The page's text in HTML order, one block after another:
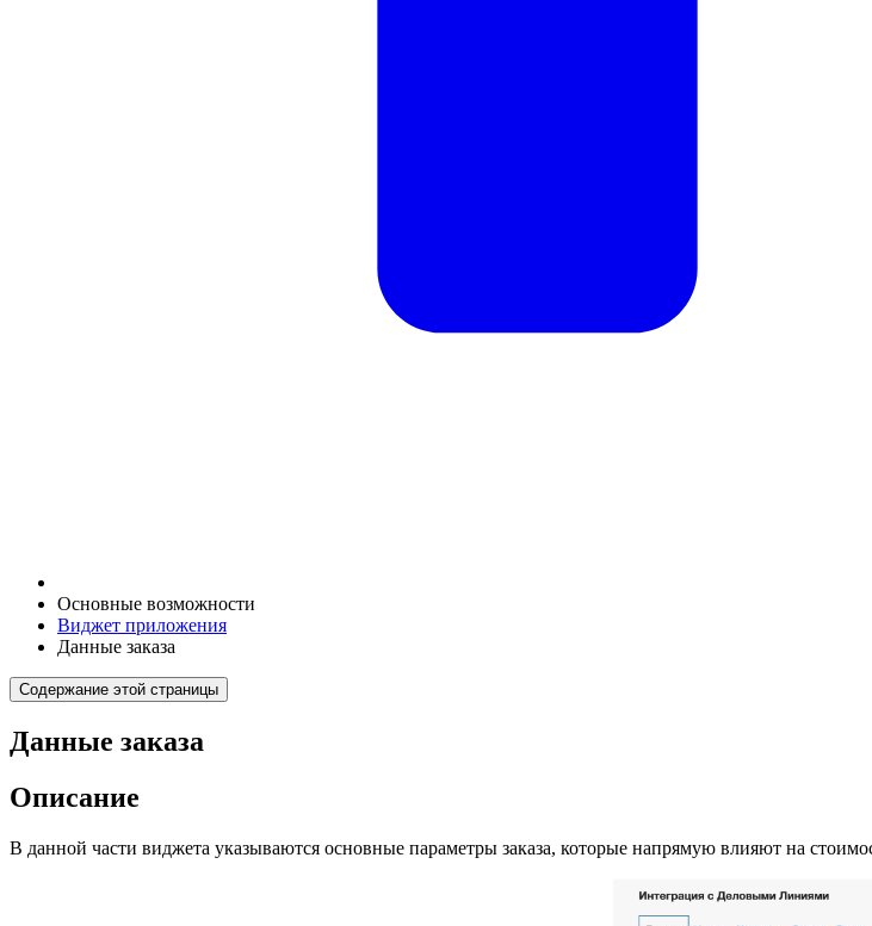
Основные возможности
Виджет приложения
Данные заказа
Содержание этой страницы
Данные заказа
Описание
В данной части виджета указываются основные параметры заказа, которые напрямую влияют на